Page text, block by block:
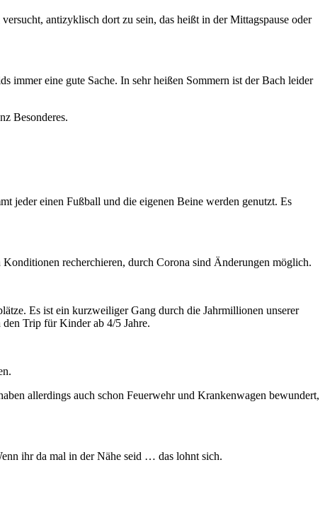
antizyklisch dort zu sein, das heißt in der Mittagspause oder
immer eine gute Sache. In sehr heißen Sommern ist der Bach leider
Besonderes.
jeder einen Fußball und die eigenen Beine werden genutzt. Es
recherchieren, durch Corona sind Änderungen möglich.
Es ist ein kurzweiliger Gang durch die Jahrmillionen unserer
Trip für Kinder ab 4/5 Jahre.
allerdings auch schon Feuerwehr und Krankenwagen bewundert,
ihr da mal in der Nähe seid … das lohnt sich.